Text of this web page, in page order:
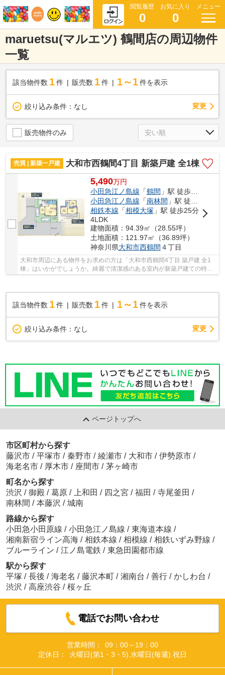
閲覧履歴
0
お気に入り
0
メニュー
maruetsu(マルエツ) 鶴間店の周辺物件
一覧
該当物件数 1件 販売数 1 件 1～1 件を表示
絞り込み条件： なし 変更
販売物件のみ
売買 | 新築一戸建 大和市西鶴間4丁目 新築戸建 全1棟
5,490万円
小田急江ノ島線 「鶴間 」駅 徒歩12分
小田急江ノ島線 「南林間 」駅 徒歩21分
相鉄本線 「相模大塚」駅 徒歩25分
4LDK
建物面積：94.39㎡（28.55坪）
土地面積：121.97㎡（36.89坪）
神奈川県大和市西鶴間 ４丁目
大和市周辺にある物件をお求めの方は「大和市西鶴間4丁目 築戸建 全1
棟」はいかがでしょうか。綺麗で清潔感のある室内が新築戸建ての特徴
該当物件数 1件 販売数 1 件 1～1 件を表示
絞り込み条件： なし 変更
ページトップへ
市区町村から探す
藤沢市 / 平塚市 / 秦野市 / 綾瀬市 / 大和市 / 伊勢原市 /
海老名市 / 厚木市 / 座間市 / 茅ヶ崎市
町名から探す
渋沢 / 御殿 / 葛原 / 上和田 / 四之宮 / 福田 / 寺尾釜田 /
南林間 / 本藤沢 / 城南
路線から探す
小田急小田原線 / 小田急江ノ島線 / 東海道本線 /
湘南新宿ライン高海 / 相鉄本線 / 相模線 / 相鉄いずみ野線 /
ブルーライン / 江ノ島電鉄 / 東急田園都市線
駅から探す
平塚 / 長後 / 海老名 / 藤沢本町 / 湘南台 / 善行 / かしわ台 /
渋沢 / 高座渋谷 / 桜ヶ丘
電話でお問い合わせ
営業時間：
09：00～19：00
定休日：
火曜日(第1・3・5).水曜日(毎週).祝日